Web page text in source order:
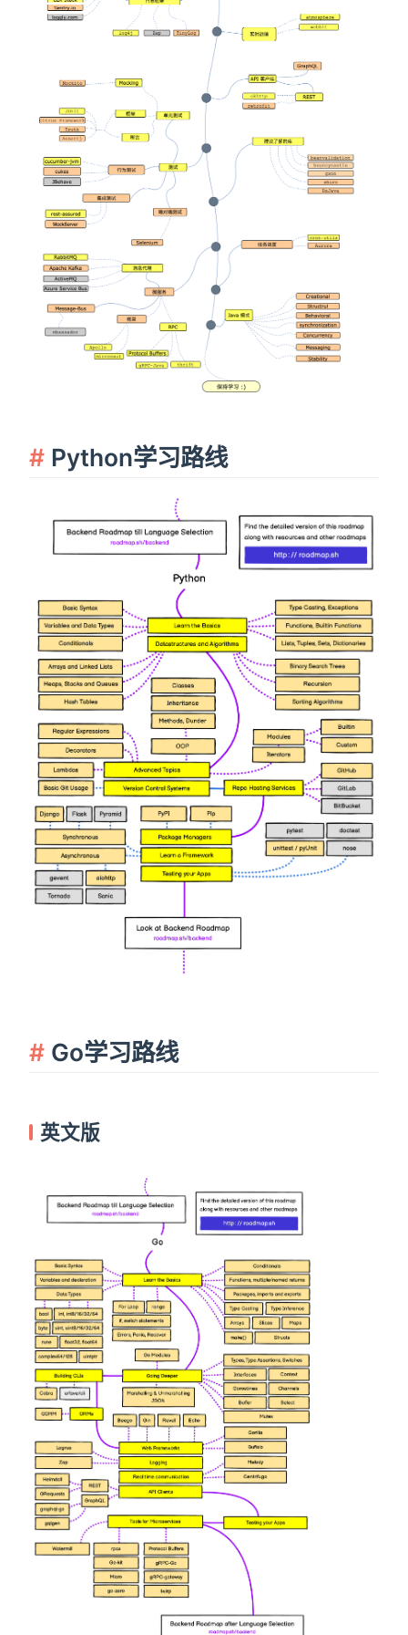
Python学习路线
Go学习路线
英文版